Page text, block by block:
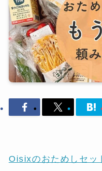
Oisixのおためしセッ